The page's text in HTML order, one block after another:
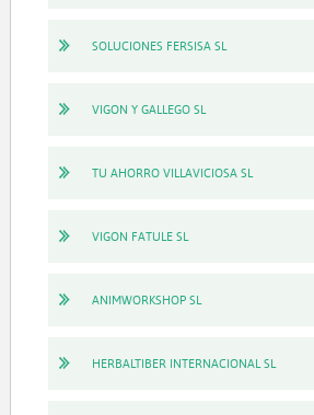
SOLUCIONES FERSISA SL
VIGON Y GALLEGO SL
TU AHORRO VILLAVICIOSA SL
VIGON FATULE SL
ANIMWORKSHOP SL
HERBALTIBER INTERNACIONAL SL